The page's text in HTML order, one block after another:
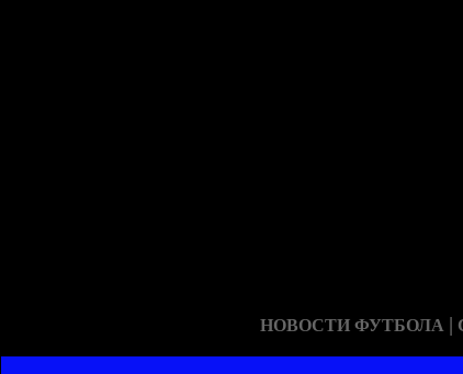
НОВОСТИ ФУТБОЛА |